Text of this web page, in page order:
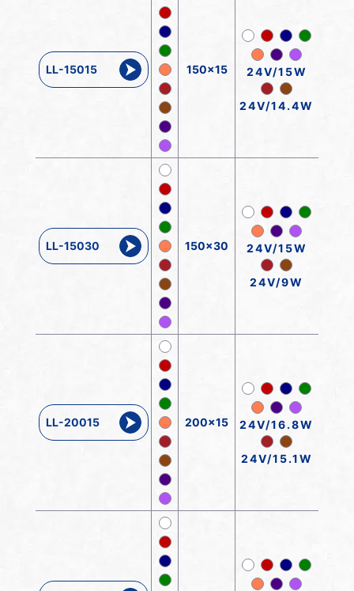
LL-15015 150x15 24V/15W
24V/14.4W
LL-15030 150x30 24V/15W
24V/9W
LL-20015 200x15 24V/16.8W
24V/15.1W